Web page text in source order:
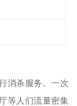
消杀服务。一次
等人们流量密集